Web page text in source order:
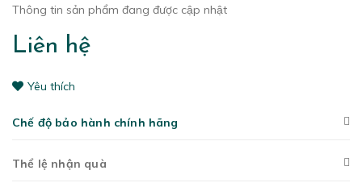
Thông tin sản phẩm đang được cập nhật
Liên hệ
Yêu thích
Chế độ bảo hành chính hãng
Thể lệ nhận quà